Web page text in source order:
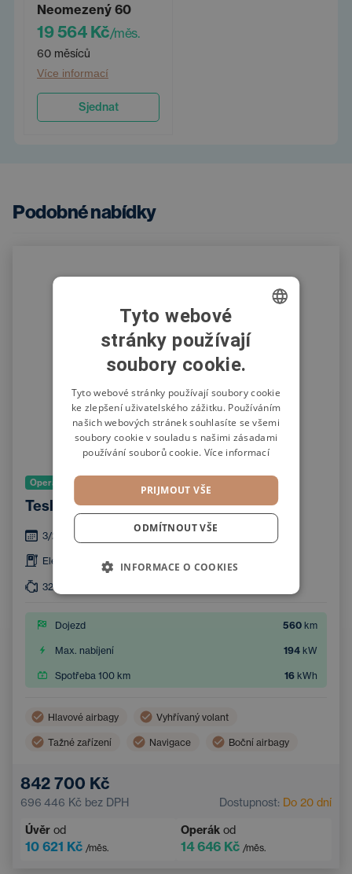
Neomezený 60
19 564 Kč/měs.
60 měsíců
Více informací
Sjednat
Podobné nabídky
Operativní leasing
Tesla Model 3 Long Range AWD
3/2022
Elektro 73,5 kWh
324
Dojezd 560 km
Max. nabíjení 194 kW
Spotřeba 100 km 16 kWh
Hlavové airbagy Vyhřívaný volant
Tažné zařízení Navigace Boční airbagy
Adaptivní tempomat
842 700 Kč
696 446 Kč bez DPH Dostupnost: Do 20 dní
Úvěr od
10 621 Kč /měs.
Operák od
14 646 Kč /měs.
CZECH
SWEDISH
POLISH
GERMAN
Tyto webové
stránky používají
soubory cookie.
Tyto webové stránky používají soubory cookie
ke zlepšení uživatelského zážitku. Používáním
našich webových stránek souhlasíte se všemi
soubory cookie v souladu s našimi zásadami
používání souborů cookie. Více informací
PRIJMOUT VŠE
ODMÍTNOUT VŠE
INFORMACE O COOKIES